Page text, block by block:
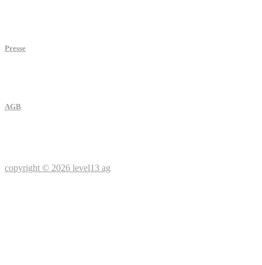
Presse
AGB
copyright © 2026 level13 ag